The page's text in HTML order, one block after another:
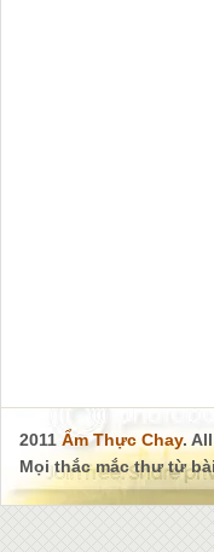
2011 Ẩm Thực Chay.
Mọi thắc mắc thư từ